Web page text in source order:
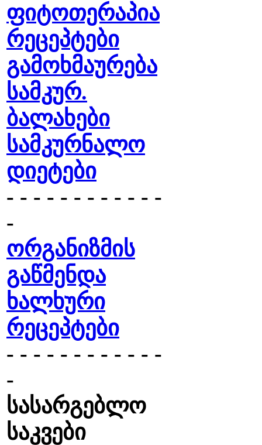
ფიტოთერაპია
რეცეპტები
გამოხმაურება
სამკურ.
ბალახები
სამკურნალო
დიეტები
- - - - - - - - - - - -
-
ორგანიზმის
გაწმენდა
ხალხური
რეცეპტები
- - - - - - - - - - - -
-
სასარგებლო
საკვები